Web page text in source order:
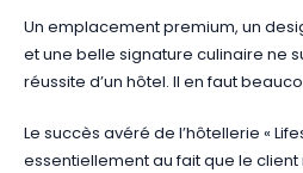
Un emplacement premium, un
et une belle signature culinaire ne
réussite d’un hôtel. Il en faut
Le succès avéré de l’hôtellerie «
essentiellement au fait que le client